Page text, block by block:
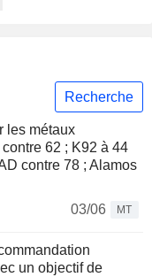
Recherche
les métaux
62 ; K92 à 44
contre 78 ; Alamos
03/06
MT
un objectif de